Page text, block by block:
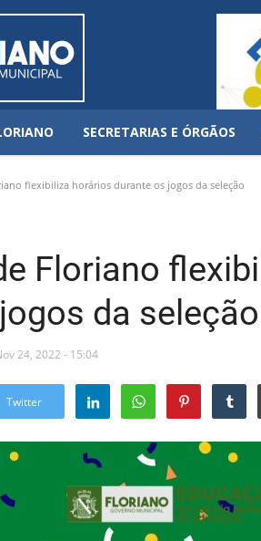
SECRETARIAS E ÓRGÃOS
flexibiliza horários durante os jogos da seleção
Floriano
da seleção
24, 2022 - 15:04
Twitter